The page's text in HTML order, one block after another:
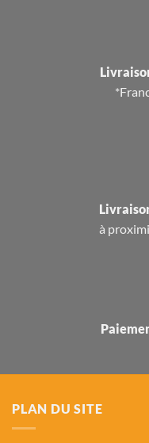
à
PLAN DU SITE